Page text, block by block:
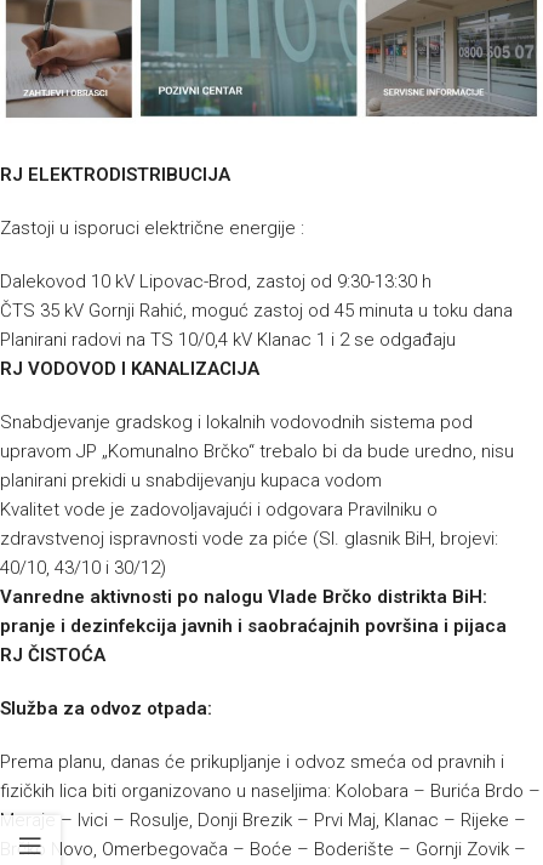
RJ ELEKTRODISTRIBUCIJA
Zastoji u isporuci električne energije :
Dalekovod 10 kV Lipovac-Brod, zastoj od 9:30-13:30 h
ČTS 35 kV Gornji Rahić, moguć zastoj od 45 minuta u toku dana
Planirani radovi na TS 10/0,4 kV Klanac 1 i 2 se odgađaju
RJ VODOVOD I KANALIZACIJA
Snabdjevanje gradskog i lokalnih vodovodnih sistema pod
upravom JP „Komunalno Brčko“ trebalo bi da bude uredno, nisu
planirani prekidi u snabdijevanju kupaca vodom
Kvalitet vode je zadovoljavajući i odgovara Pravilniku o
zdravstvenoj ispravnosti vode za piće (Sl. glasnik BiH, brojevi:
40/10, 43/10 i 30/12)
Vanredne aktivnosti po nalogu Vlade Brčko distrikta BiH:
pranje i dezinfekcija javnih i saobraćajnih površina i pijaca
RJ ČISTOĆA
Služba za odvoz otpada:
Prema planu, danas će prikupljanje i odvoz smeća od pravnih i
fizičkih lica biti organizovano u naseljima: Kolobara – Burića Brdo –
Meraje – Ivici – Rosulje, Donji Brezik – Prvi Maj, Klanac – Rijeke –
Brčko Novo, Omerbegovača – Boće – Boderište – Gornji Zovik –